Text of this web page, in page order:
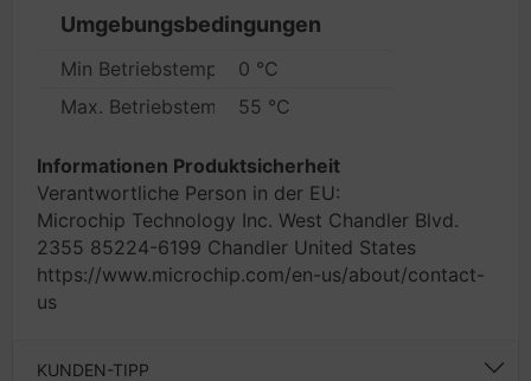
Umgebungsbedingungen
Min Betriebstemperatur
0 °C
Max. Betriebstemperatur
55 °C
Informationen Produktsicherheit
Verantwortliche Person in der EU:
Microchip Technology Inc. West Chandler Blvd.
2355 85224-6199 Chandler United States
https://www.microchip.com/en-us/about/contact-
us
KUNDEN-TIPP